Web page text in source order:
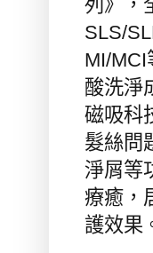
列》，
SLS/
MI/MCI
酸洗淨
磁吸科
髮絲問
淨屑等
療癒，
護效果